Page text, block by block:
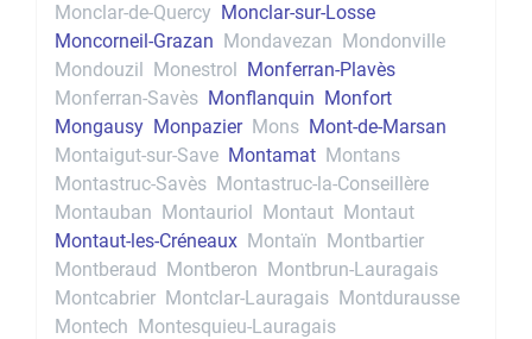
Monclar-de-Quercy Monclar-sur-Losse
Moncorneil-Grazan Mondavezan Mondonville
Mondouzil Monestrol Monferran-Plavès
Monferran-Savès Monflanquin Monfort
Mongausy Monpazier Mons Mont-de-Marsan
Montaigut-sur-Save Montamat Montans
Montastruc-Savès Montastruc-la-Conseillère
Montauban Montauriol Montaut Montaut
Montaut-les-Créneaux Montaïn Montbartier
Montberaud Montberon Montbrun-Lauragais
Montcabrier Montclar-Lauragais Montdurausse
Montech Montesquieu-Lauragais